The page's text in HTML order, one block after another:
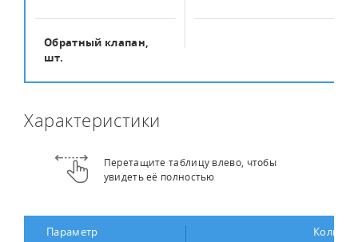
Обратный клапан,
шт.
Характеристики
Перетащите таблицу влево, чтобы
увидеть её полностью
Параметр